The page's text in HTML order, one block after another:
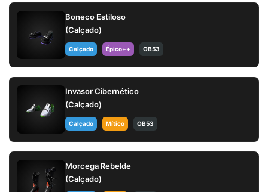
Boneco Estiloso
(Calçado)
Calçado Épico++ OB53
Invasor Cibernético
(Calçado)
Calçado Mítico OB53
Morcega Rebelde
(Calçado)